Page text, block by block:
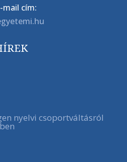
cím:
nyelvi csoportváltásról